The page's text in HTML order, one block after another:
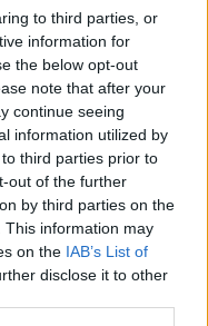
to third parties, or
information for
the below opt-out
note that after your
continue seeing
information utilized by
third parties prior to
out of the further
by third parties on the
This information may
on the IAB’s List of
disclose it to other
LED LCD